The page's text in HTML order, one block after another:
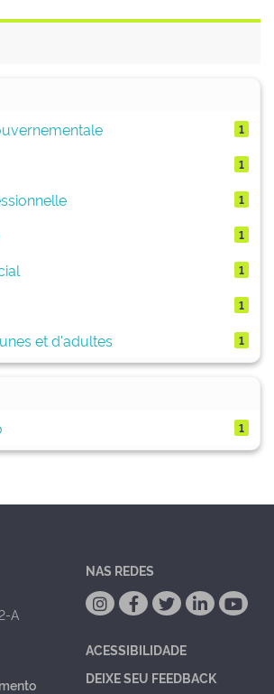
1
1
1
1
1
1
et d'adultes 1
1
A
NAS REDES
ACESSIBILIDADE
DEIXE SEU FEEDBACK